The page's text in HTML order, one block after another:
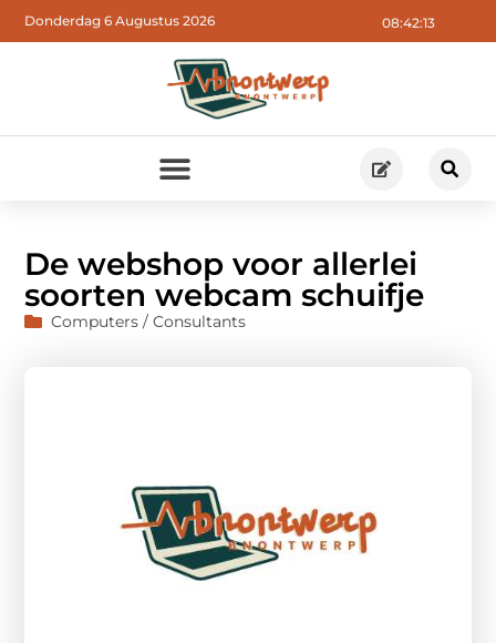
08:42:14
Donderdag 6 Augustus 2026
De webshop voor allerlei
soorten webcam schuifje
Computers / Consultants